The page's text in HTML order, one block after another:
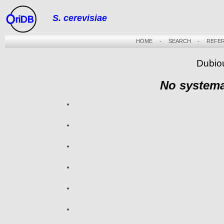
riDB S. cerevisiae
HOME- SEARCH -
No